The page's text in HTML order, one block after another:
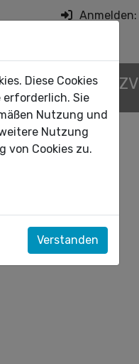
Anmelden:
DIE KZV
Diese Cookies
Sie
Nutzung und
Nutzung
von Cookies zu.
Verstanden